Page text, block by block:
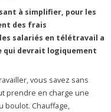
à simplifier, pour les
des frais
salariés en télétravail a
qui devrait logiquement
vous savez sans
prendre en charge une
boulot. Chauffage,